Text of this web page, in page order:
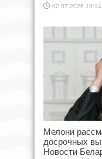
02.07.2026 19:14
Мелони
досрочных
Новости